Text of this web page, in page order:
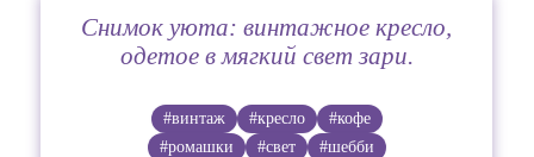
Снимок уюта: винтажное кресло,
одетое в мягкий свет зари.
#винтаж #кресло
#кофе
#ромашки
#свет
#шебби